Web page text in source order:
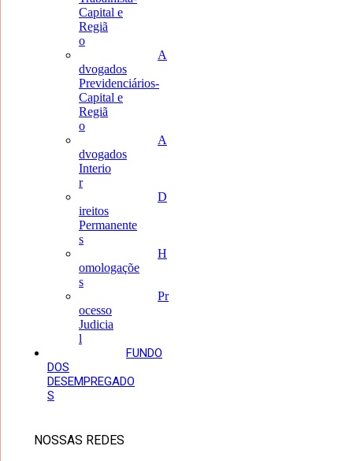
Capital e
Regiã
o
A
dvogados
Previdenciários-
Capital e
Regiã
o
A
dvogados
Interio
r
D
ireitos
Permanente
s
H
omologaçõe
s
Pr
ocesso
Judicia
l
FUNDO
DOS
DESEMPREGADO
S
NOSSAS REDES